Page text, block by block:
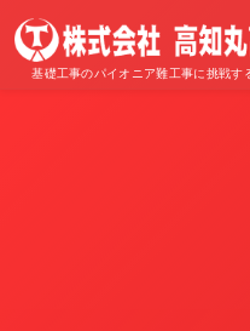
基礎工事のパイオニア難工事に挑戦す